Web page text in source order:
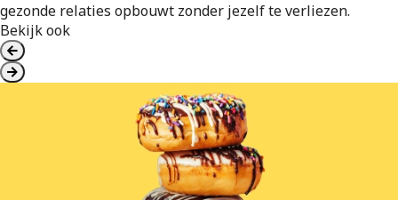
gezonde relaties opbouwt zonder jezelf te verliezen.
Bekijk ook